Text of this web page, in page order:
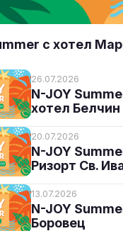
с хотел
26.07.2026
N-JOY
хотел Белчин
20.07.2026
N-JOY
Ризорт Св.
13.07.2026
N-JOY
Боровец